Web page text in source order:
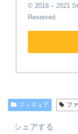
© 2018 – 2021
Reserved.
フィギュア フ
シェアする